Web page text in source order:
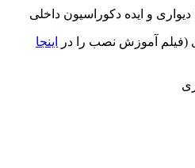
و ایده دکوراسیون داخلی
آموزش نصب را در
اینجا